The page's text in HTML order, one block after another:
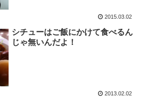
2015.03.02
シチューはご飯にかけて食べるん
じゃ無いんだよ！
2013.02.02